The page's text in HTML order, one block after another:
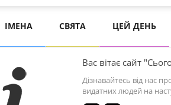
ІМЕНА СВЯТА ЦЕЙ ДЕНЬ
Вас вітає сайт
Дізнавайтесь від нас
видатних людей на